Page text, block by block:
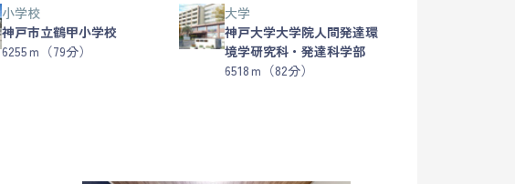
小学校
神戸市立鶴甲小学校
6255ｍ（79分）
大学
神戸大学大学院人間発達環
境学研究科・発達科学部
6518ｍ（82分）